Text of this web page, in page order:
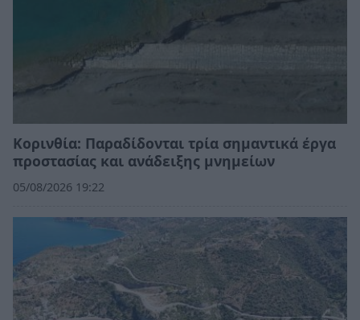
Κορινθία: Παραδίδονται τρία σημαντικά έργα
προστασίας και ανάδειξης μνημείων
05/08/2026 19:22